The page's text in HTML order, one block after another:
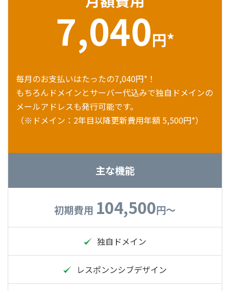
7,040円*
毎月のお支払いはたったの7,040円*！
もちろんドメインとサーバー代込みで独自ドメインの
メールアドレスも発行可能です。
（※ドメイン：2年目以降更新費用年額 5,500円*）
主な機能
初期費用 104,500円〜
独自ドメイン
レスポンンシブデザイン